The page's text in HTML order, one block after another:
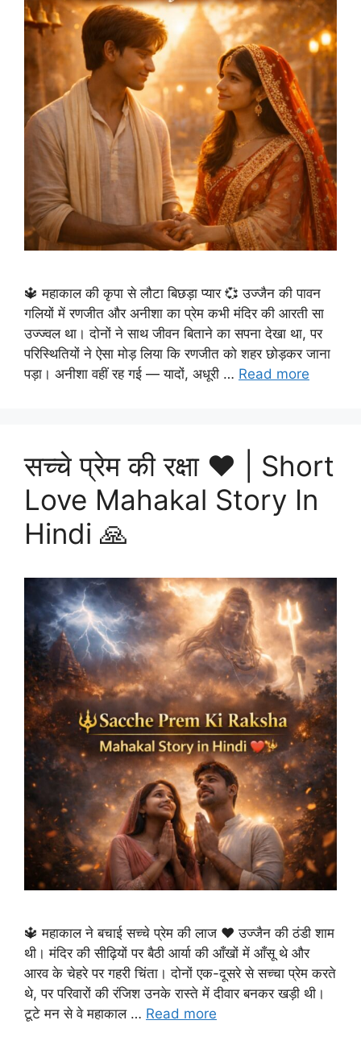
🔱 महाकाल की कृपा से लौटा बिछड़ा प्यार 💞 उज्जैन की पावन
गलियों में रणजीत और अनीशा का प्रेम कभी मंदिर की आरती सा
उज्ज्वल था। दोनों ने साथ जीवन बिताने का सपना देखा था, पर
परिस्थितियों ने ऐसा मोड़ लिया कि रणजीत को शहर छोड़कर जाना
पड़ा। अनीशा वहीं रह गई — यादों, अधूरी … Read more
सच्चे प्रेम की रक्षा ❤️ | Short
Love Mahakal Story In
Hindi 🙏
🔱 महाकाल ने बचाई सच्चे प्रेम की लाज ❤️ उज्जैन की ठंडी शाम
थी। मंदिर की सीढ़ियों पर बैठी आर्या की आँखों में आँसू थे और
आरव के चेहरे पर गहरी चिंता। दोनों एक-दूसरे से सच्चा प्रेम करते
थे, पर परिवारों की रंजिश उनके रास्ते में दीवार बनकर खड़ी थी।
टूटे मन से वे महाकाल … Read more